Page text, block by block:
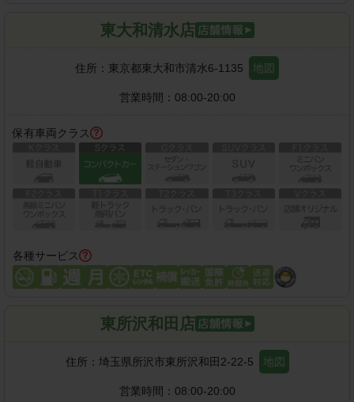
東大和清水店
住所： 東京都東大和市清水6-1135 地図
営業時間： 08:00-20:00
保有車両クラス
各種サービス
東所沢和田店
住所： 埼玉県所沢市東所沢和田2-22-5 地図
営業時間： 08:00-20:00